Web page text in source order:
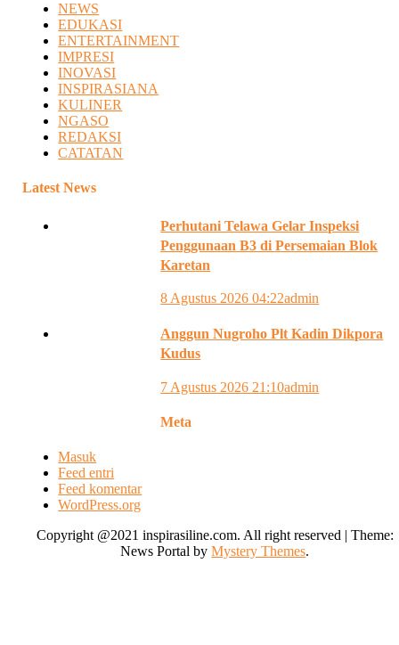
NEWS
EDUKASI
ENTERTAINMENT
IMPRESI
INOVASI
INSPIRASIANA
KULINER
NGASO
REDAKSI
CATATAN
Latest News
Perhutani Telawa Gelar Inspeksi
Penggunaan B3 di Persemaian Blok
Karetan
8 Agustus 2026 04:22admin
Anggun Nugroho Plt Kadin Dikpora
Kudus
7 Agustus 2026 21:10admin
Meta
Masuk
Feed entri
Feed komentar
WordPress.org
Copyright @2021 inspirasiline.com. All right reserved | Theme:
News Portal byMystery Themes.